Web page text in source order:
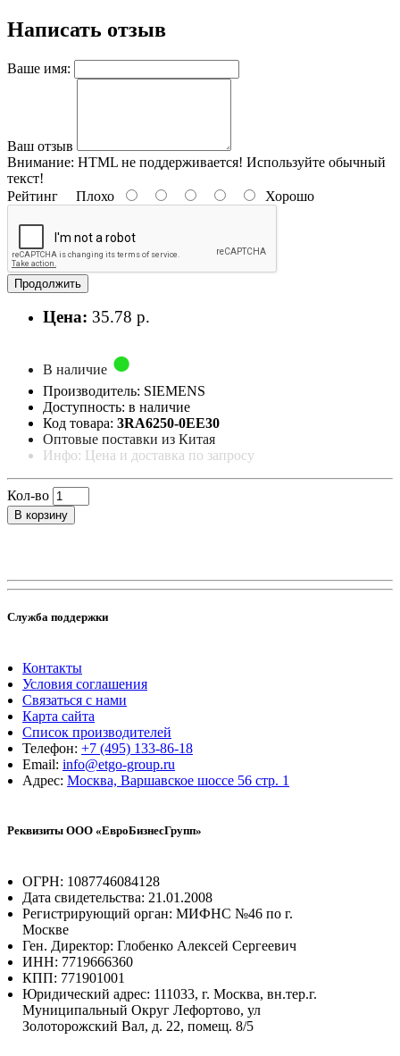
Написать отзыв
Ваше имя:
Ваш отзыв
Внимание: HTML не поддерживается! Используйте обычный
текст!
Рейтинг Плохо Хорошо
Продолжить
Цена: 35.78 р.
В наличие
Производитель: SIEMENS
Доступность: в наличие
Код товара: 3RA6250-0EE30
Оптовые поставки из Китая
Инфо: Цена и доставка по запросу
Кол-во
В корзину
Служба поддержки
Контакты
Условия соглашения
Связаться с нами
Карта сайта
Список производителей
Телефон: +7 (495) 133-86-18
Email: info@etgo-group.ru
Адрес: Москва, Варшавское шоссе 56 стр. 1
Реквизиты ООО «ЕвроБизнесГрупп»
ОГРН: 1087746084128
Дата свидетельства: 21.01.2008
Регистрирующий орган: МИФНС №46 по г.
Москве
Ген. Директор: Глобенко Алексей Сергеевич
ИНН: 7719666360
КПП: 771901001
Юридический адрес: 111033, г. Москва, вн.тер.г.
Муниципальный Округ Лефортово, ул
Золоторожский Вал, д. 22, помещ. 8/5